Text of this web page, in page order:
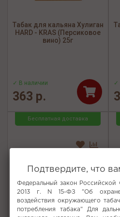
Табак для кальяна Хулиган
HARD - KRAS (Персиковое
вино) 25г
✓ В наличии
363 р.
✓
Бесплатная доставка
Подтвердите, что
Федеральный закон
2013 г. N 15-ФЗ "Об
воздействия окружающего
потребления табака" Для